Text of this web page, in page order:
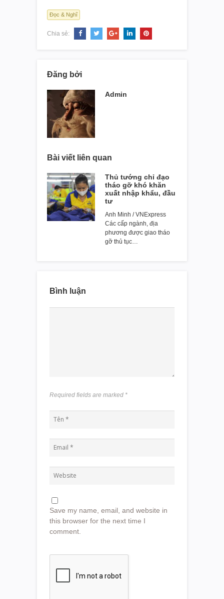
Đọc & Nghĩ
Chia sẻ:
Đăng bởi
Admin
Bài viết liên quan
Thủ tướng chỉ đạo
tháo gỡ khó khăn
xuất nhập khẩu, đầu
tư
Anh Minh / VNExpress
Các cấp ngành, địa
phương được giao tháo
gỡ thủ tục…
Bình luận
Required fields are marked *
Save my name, email, and website in
this browser for the next time I
comment.